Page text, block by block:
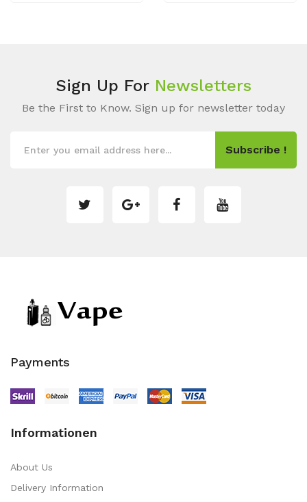
Sign Up For Newsletters
Be the First to Know. Sign up for newsletter today
Subscribe !
Payments
Informationen
About Us
Delivery Information